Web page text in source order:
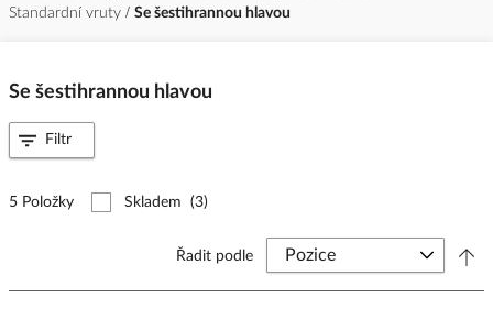
Standardní vruty
Se šestihrannou hlavou
Se šestihrannou hlavou
5 Položky Skladem (3)
Řadit podle
Filtr